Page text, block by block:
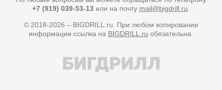
+7 (919) 039-53-13 или на почту mail@bigdrill.ru
© 2018-2026 – BIGDRILL.ru. При любом копировании
информации ссылка на BIGDRILL.ru обязательна.